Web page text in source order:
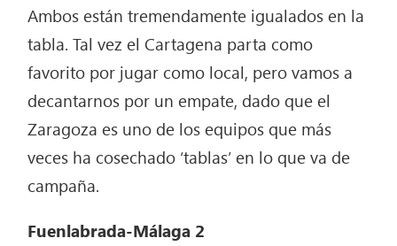
Ambos están tremendamente igualados en la
tabla. Tal vez el Cartagena parta como
favorito por jugar como local, pero vamos a
decantarnos por un empate, dado que el
Zaragoza es uno de los equipos que más
veces ha cosechado ‘tablas’ en lo que va de
campaña.
Fuenlabrada-Málaga 2